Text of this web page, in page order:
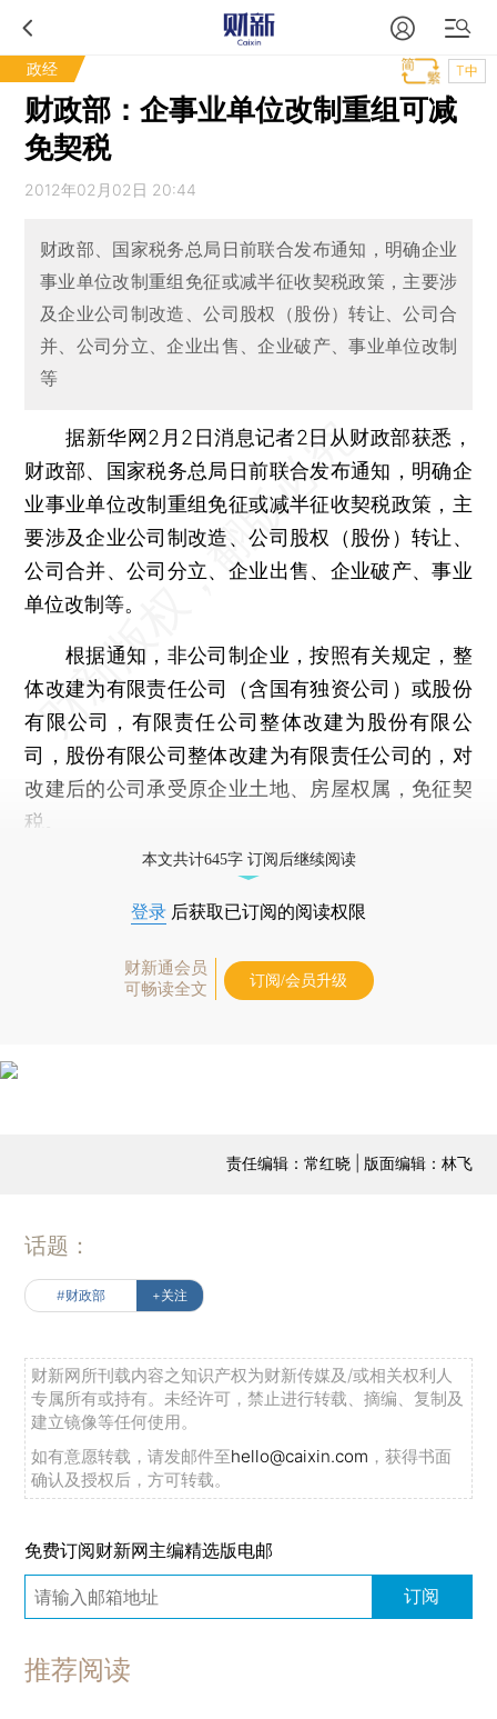
政经 T中
财政部：企事业单位改制重组可减
免契税
2012年02月02日 20:44
财政部、国家税务总局日前联合发布通知，明确企业
事业单位改制重组免征或减半征收契税政策，主要涉
及企业公司制改造、公司股权（股份）转让、公司合
并、公司分立、企业出售、企业破产、事业单位改制
等
据新华网2月2日消息记者2日从财政部获悉，
财政部、国家税务总局日前联合发布通知，明确企
业事业单位改制重组免征或减半征收契税政策，主
要涉及企业公司制改造、公司股权（股份）转让、
公司合并、公司分立、企业出售、企业破产、事业
单位改制等。
根据通知，非公司制企业，按照有关规定，整
体改建为有限责任公司（含国有独资公司）或股份
有限公司，有限责任公司整体改建为股份有限公
司，股份有限公司整体改建为有限责任公司的，对
改建后的公司承受原企业土地、房屋权属，免征契
税。
本文共计645字 订阅后继续阅读
登录 后获取已订阅的阅读权限
财新通会员
可畅读全文
订阅/会员升级
责任编辑：常红晓 | 版面编辑：林飞
话题：
#财政部 +关注
财新网所刊载内容之知识产权为财新传媒及/或相关权利人
专属所有或持有。未经许可，禁止进行转载、摘编、复制及
建立镜像等任何使用。
如有意愿转载，请发邮件至hello@caixin.com ，获得书面
确认及授权后，方可转载。
免费订阅财新网主编精选版电邮
订阅
推荐阅读